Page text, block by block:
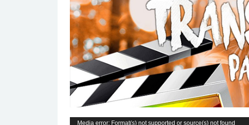
Media error: Format(s) not supported or source(s) not found